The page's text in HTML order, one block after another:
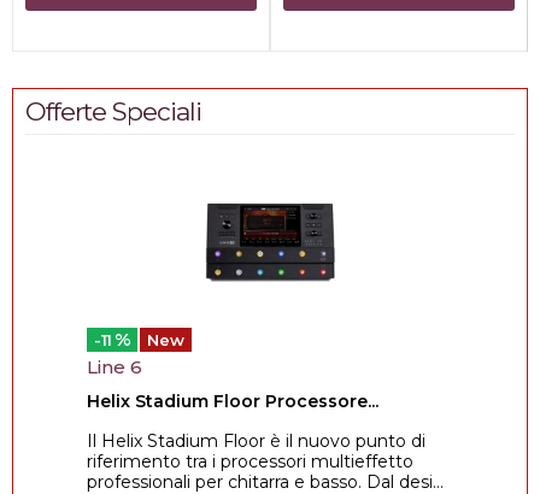
Offerte Speciali
-11 % New
Line 6
Helix Stadium Floor Processore...
Il Helix Stadium Floor è il nuovo punto di
riferimento tra i processori multieffetto
professionali per chitarra e basso. Dal desi...